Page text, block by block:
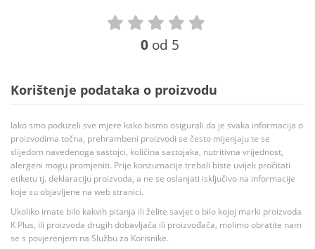
0 od 5
Korištenje podataka o proizvodu
Iako smo poduzeli sve mjere kako bismo osigurali da je svaka informacija o
proizvodima točna, prehrambeni proizvodi se često mijenjaju te se
slijedom navedenoga sastojci, količina sastojaka, nutritivna vrijednost,
alergeni mogu promjeniti. Prije konzumacije trebali biste uvijek pročitati
etiketu tj. deklaraciju proizvoda, a ne se oslanjati isključivo na informacije
koje su objavljene na web stranici.
Ukoliko imate bilo kakvih pitanja ili želite savjet o bilo kojoj marki proizvoda
K Plus, ili proizvoda drugih dobavljača ili proizvođača, molimo obratite nam
se s povjerenjem na Službu za Korisnike.